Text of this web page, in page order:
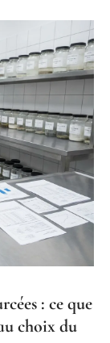
: ce que
choix du